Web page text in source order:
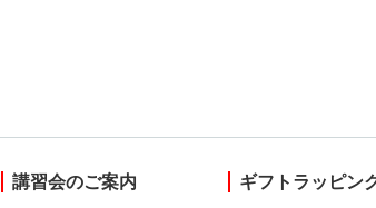
講習会のご案内 ギフトラッピン